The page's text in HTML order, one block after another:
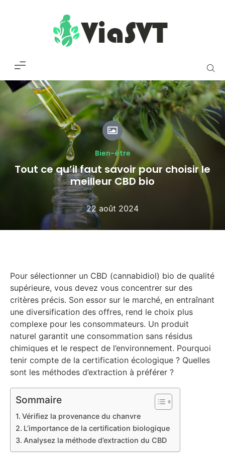
Bien-être
Tout ce qu’il faut savoir pour choisir le
meilleur CBD bio
22 août 2024
Pour sélectionner un CBD (cannabidiol) bio de qualité
supérieure, vous devez vous concentrer sur des
critères précis. Son essor sur le marché, en entraînant
une diversification des offres, rend le choix plus
complexe pour les consommateurs. Un produit
naturel garantit une consommation sans résidus
chimiques et le respect de l’environnement. Pourquoi
tenir compte de la certification écologique ? Quelles
sont les méthodes d’extraction à préférer ?
Sommaire
Vérifiez la provenance du chanvre
L’importance de la certification biologique
Analysez la méthode d’extraction du CBD